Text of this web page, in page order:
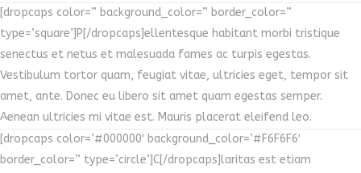
[dropcaps color=” background_color=” border_color=”
type=’square’]P[/dropcaps]ellentesque habitant morbi tristique
senectus et netus et malesuada fames ac turpis egestas.
Vestibulum tortor quam, feugiat vitae, ultricies eget, tempor sit
amet, ante. Donec eu libero sit amet quam egestas semper.
Aenean ultricies mi vitae est. Mauris placerat eleifend leo.
[dropcaps color=’#000000′ background_color=’#F6F6F6′
border_color=” type=’circle’]C[/dropcaps]laritas est etiam